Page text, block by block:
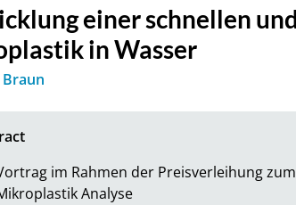
einer schnellen
in Wasser
im Rahmen der Preisverleihung
Analyse